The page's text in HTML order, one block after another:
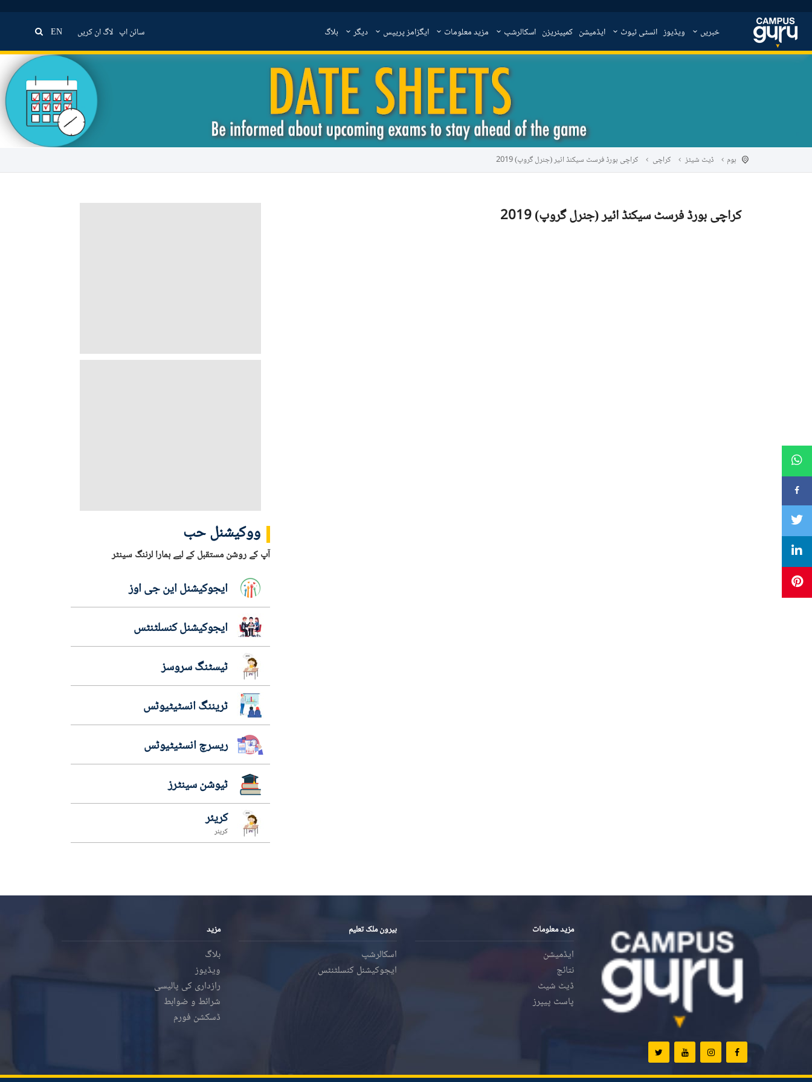
خبریں ویڈیوز انسٹی ٹیوٹ ایڈمیشن کمپیئریزن اسکالرشپ مزید معلومات ایگزامز پریپس دیگر بلاگ سائن اپ لاگ ان کریں EN
ہوم ڈیٹ شیٹز کراچی کراچی بورڈ فرسٹ سیکنڈ ائیر (جنرل گروپ) 2019
کراچی بورڈ فرسٹ سیکنڈ ائیر (جنرل گروپ) 2019
ووکیشنل حب
آپ کے روشن مستقبل کے لیے ہمارا لرننگ سینٹر
ایجوکیشنل این جی اوز
ایجوکیشنل کنسلٹنٹس
ٹیسٹنگ سروسز
ٹریننگ انسٹیٹیوٹس
ریسرچ انسٹیٹیوٹس
ٹیوشن سینٹرز
کریئر
کریئر
مزید معلومات
ایڈمیشن
نتائج
ڈیٹ شیٹ
پاسٹ پیپرز
بیرون ملک تعلیم
اسکالرشپ
ایجوکیشنل کنسلٹنٹس
مزید
بلاگ
ویڈیوز
رازداری کی پالیسی
شرائط و ضوابط
ڈسکشن فورم